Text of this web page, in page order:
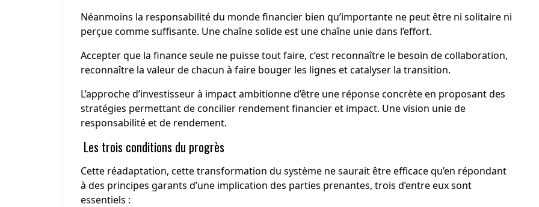
Néanmoins la responsabilité du monde financier bien qu’importante ne peut être ni solitaire ni
perçue comme suffisante. Une chaîne solide est une chaîne unie dans l’effort.
Accepter que la finance seule ne puisse tout faire, c’est reconnaître le besoin de collaboration,
reconnaître la valeur de chacun à faire bouger les lignes et catalyser la transition.
L’approche d’investisseur à impact ambitionne d’être une réponse concrète en proposant des
stratégies permettant de concilier rendement financier et impact. Une vision unie de
responsabilité et de rendement.
Les trois conditions du progrès
Cette réadaptation, cette transformation du système ne saurait être efficace qu’en répondant
à des principes garants d’une implication des parties prenantes, trois d’entre eux sont
essentiels :